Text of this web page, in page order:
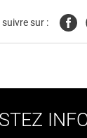
sur :